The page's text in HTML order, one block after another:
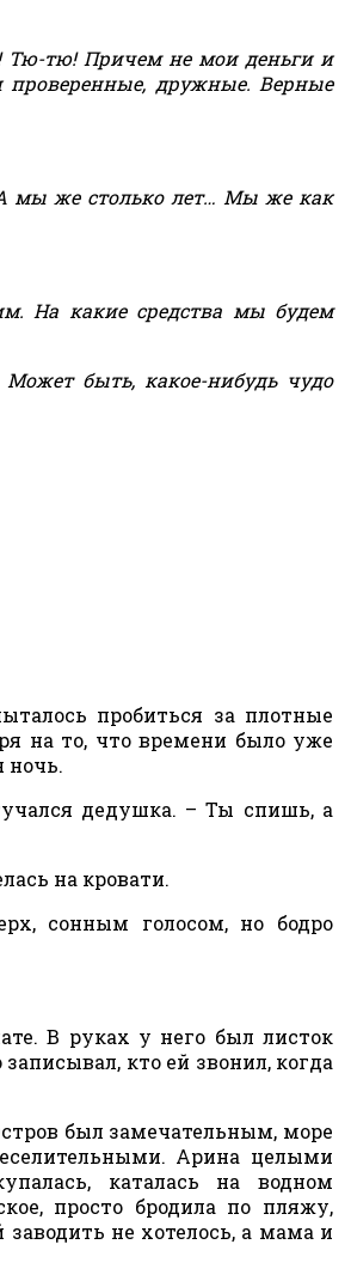
Тю-тю! Причем не мои деньги и
проверенные, дружные. Верные
мы же столько лет… Мы же как
На какие средства мы будем
быть, какое-нибудь чудо
пробиться за плотные
на то, что времени было уже
ночь.
дедушка. – Ты спишь, а
на кровати.
сонным голосом, но бодро
В руках у него был листок
кто ей звонил, когда
был замечательным, море
Арина целыми
каталась на водном
просто бродила по пляжу,
не хотелось, а мама и